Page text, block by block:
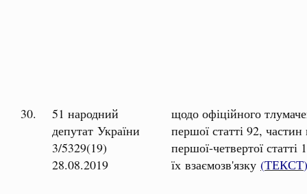
30.
51 народний
депутат України
3/5329(19)
28.08.2019
щодо офіційного
першої статті 92, частин
першої-четвертої статті
їх взаємозв'язку (ТЕКСТ)